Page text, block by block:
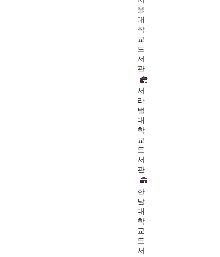
울
대
학
교
도
서
관
서
라
벌
대
학
교
도
서
관
한
남
대
학
교
도
서